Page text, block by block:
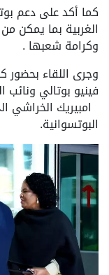
كما أكد على دعم
الغربية بما يمكن
وكرامة شعبها .
وجرى اللقاء بحضور
فينيو بوتالي
امبيريك الخراشي
البوتسوانية.